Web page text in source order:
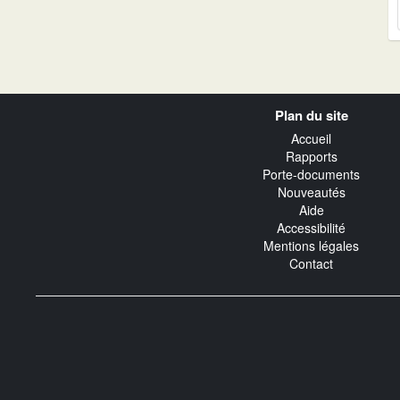
Plan du site
Accueil
Rapports
Porte-documents
Nouveautés
Aide
Accessibilité
Mentions légales
Contact